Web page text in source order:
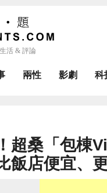
兩性 影劇 科
超桑「包棟
飯店便宜、